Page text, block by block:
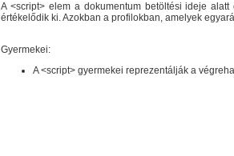
A <script> elem a dokumentum betöltési ideje
értékelődik ki. Azokban a profilokban, amelyek
Gyermekei:
A <script> gyermekei reprezentálják a